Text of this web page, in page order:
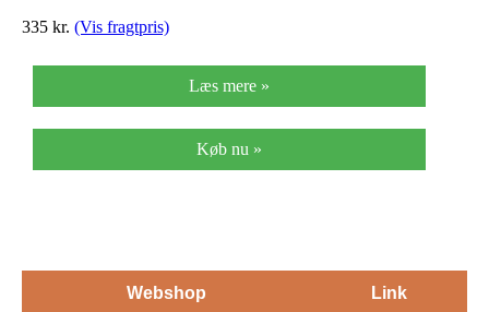
335 kr. (Vis fragtpris)
Læs mere »
Køb nu »
Webshop Link